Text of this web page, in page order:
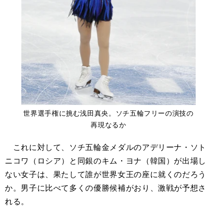
世界選手権に挑む浅田真央。ソチ五輪フリーの演技の
再現なるか
これに対して、ソチ五輪金メダルのアデリーナ・ソト
ニコワ（ロシア）と同銀のキム・ヨナ（韓国）が出場し
ない女子は、果たして誰が世界女王の座に就くのだろう
か。男子に比べて多くの優勝候補がおり、激戦が予想さ
れる。